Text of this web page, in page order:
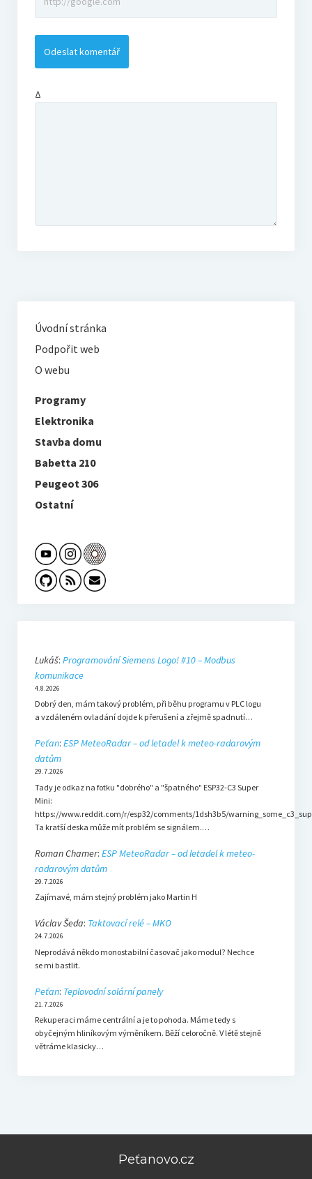
Δ
Úvodní stránka
Podpořit web
O webu
Programy
Elektronika
Stavba domu
Babetta 210
Peugeot 306
Ostatní
Lukáš: Programování Siemens Logo! #10 – Modbus
komunikace
4.8.2026
Dobrý den, mám takový problém, při běhu programu v PLC logu
a vzdáleném ovladání dojde k přerušení a zřejmě spadnutí…
Peťan: ESP MeteoRadar – od letadel k meteo-radarovým
datům
29.7.2026
Tady je odkaz na fotku "dobrého" a "špatného" ESP32-C3 Super
Mini:
https://www.reddit.com/r/esp32/comments/1dsh3b5/
Ta kratší deska může mít problém se signálem.…
Roman Chamer: ESP MeteoRadar – od letadel k meteo-
radarovým datům
29.7.2026
Zajímavé, mám stejný problém jako Martin H
Václav Šeda: Taktovací relé – MKO
24.7.2026
Neprodává někdo monostabilní časovač jako modul? Nechce
se mi bastlit.
Peťan: Teplovodní solární panely
21.7.2026
Rekuperaci máme centrální a je to pohoda. Máme tedy s
obyčejným hliníkovým výměníkem. Běží celoročně. V létě stejně
větráme klasicky…
Peťanovo.cz